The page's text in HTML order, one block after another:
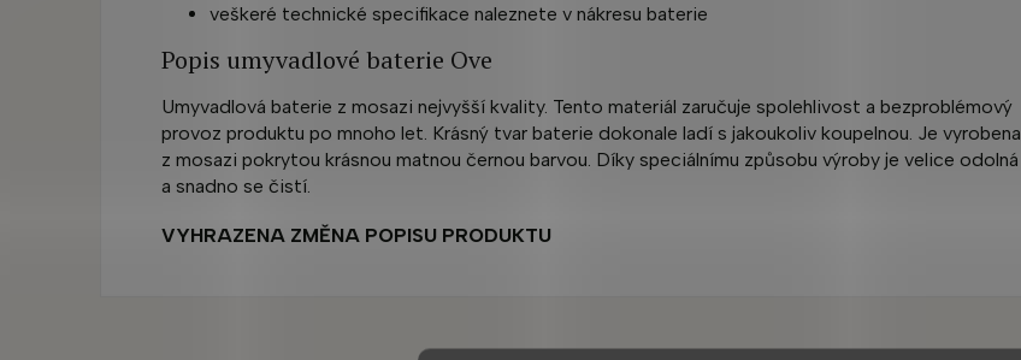
veškeré technické specifikace naleznete v nákresu baterie
Popis umyvadlové baterie Ove
Umyvadlová baterie z mosazi nejvyšší kvality. Tento materiál zaručuje spolehlivost a bezproblémový
provoz produktu po mnoho let. Krásný tvar baterie dokonale ladí s jakoukoliv koupelnou. Je vyrobena
z mosazi pokrytou krásnou matnou černou barvou. Díky speciálnímu způsobu výroby je velice odolná
a snadno se čistí.
VYHRAZENA ZMĚNA POPISU PRODUKTU